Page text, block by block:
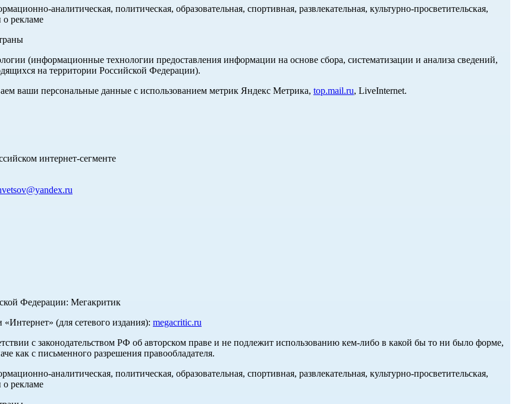
аналитическая, политическая, образовательная, спортивная, развлекательная, культурно-просветительская,
о рекламе
(информационные технологии предоставления информации на основе сбора, систематизации и анализа сведений,
на территории Российской Федерации).
ваши персональные данные с использованием метрик Яндекс Метрика, top.mail.ru, LiveInternet.
интернет-сегменте
Федерации: Мегакритик
(для сетевого издания): megacritic.ru
с законодательством РФ об авторском праве и не подлежит использованию кем-либо в какой бы то ни было форме,
как с письменного разрешения правообладателя.
аналитическая, политическая, образовательная, спортивная, развлекательная, культурно-просветительская,
о рекламе